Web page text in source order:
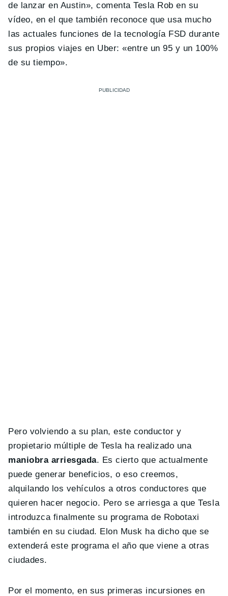
de lanzar en Austin», comenta Tesla Rob en su
vídeo, en el que también reconoce que usa mucho
las actuales funciones de la tecnología FSD durante
sus propios viajes en Uber: «entre un 95 y un 100%
de su tiempo».
Pero volviendo a su plan, este conductor y
propietario múltiple de Tesla ha realizado una
maniobra arriesgada. Es cierto que actualmente
puede generar beneficios, o eso creemos,
alquilando los vehículos a otros conductores que
quieren hacer negocio. Pero se arriesga a que Tesla
introduzca finalmente su programa de Robotaxi
también en su ciudad. Elon Musk ha dicho que se
extenderá este programa el año que viene a otras
ciudades.
Por el momento, en sus primeras incursiones en